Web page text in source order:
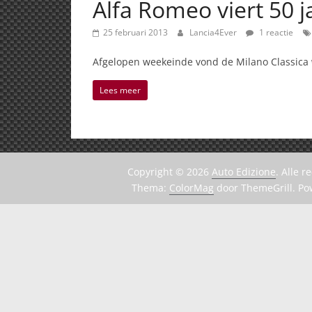
Alfa Romeo viert 50
25 februari 2013 Lancia4Ever 1 reactie
Afgelopen weekeinde vond de Milano
Lees meer
Copyright © 2026 Auto Edizione. Alle
Thema: ColorMag door ThemeGrill.